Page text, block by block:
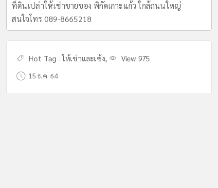
ที่ดินเปล่าให้เช่าขายของ พิกัดเกาะแก้ว ใกล้ถนนใหญ่
สนใจโทร 089-8665218
Hot Tag : ให้เช่าและเซ้ง, View 975
15 ธ.ค. 64